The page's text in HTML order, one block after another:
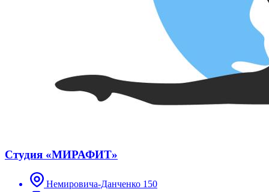
Студия «МИРАФИТ»
Немировича-Данченко 150